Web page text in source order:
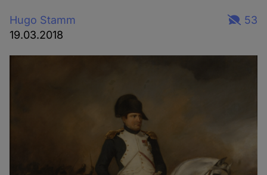
Hugo Stamm
19.03.2018
53